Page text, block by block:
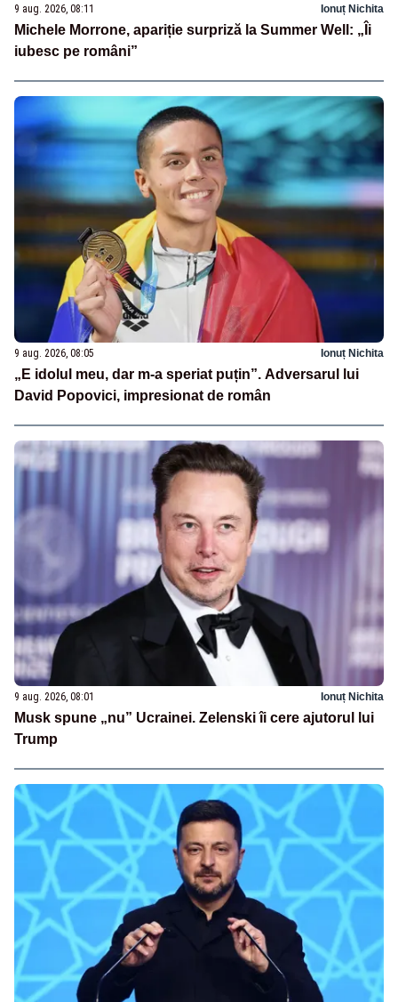
9 aug. 2026, 08:11 Ionuț Nichita
Michele Morrone, apariție surpriză la Summer Well: „Îi
iubesc pe români”
9 aug. 2026, 08:05 Ionuț Nichita
„E idolul meu, dar m-a speriat puțin”. Adversarul lui
David Popovici, impresionat de român
9 aug. 2026, 08:01 Ionuț Nichita
Musk spune „nu” Ucrainei. Zelenski îi cere ajutorul lui
Trump